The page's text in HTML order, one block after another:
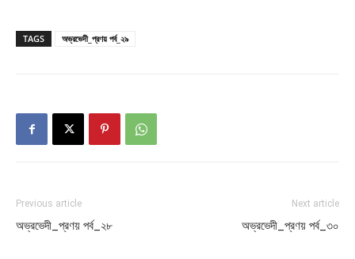
TAGS অভ্রভেদী_প্রণয় পর্ব_২৯
Previous article
অভ্রভেদী_প্রণয় পর্ব_২৮
Next article
অভ্রভেদী_প্রণয় পর্ব_৩০